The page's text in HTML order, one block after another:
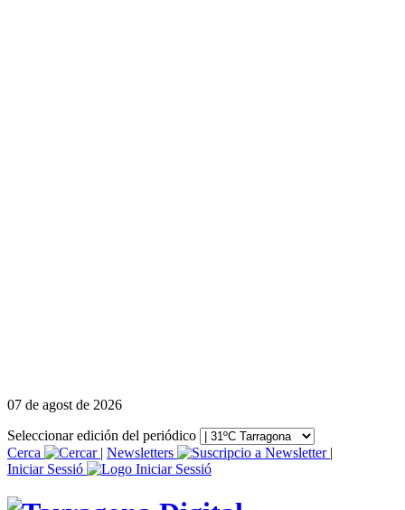
07 de agost de 2026
Seleccionar edición del periódico
Cerca
| Newsletters
|
Iniciar Sessió